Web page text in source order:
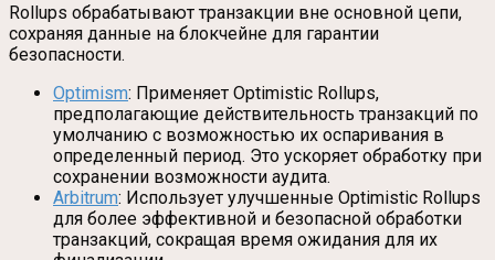
Rollups обрабатывают транзакции вне основной цепи,
сохраняя данные на блокчейне для гарантии
безопасности.
Optimism: Применяет Optimistic Rollups,
предполагающие действительность транзакций по
умолчанию с возможностью их оспаривания в
определенный период. Это ускоряет обработку при
сохранении возможности аудита.
Arbitrum: Использует улучшенные Optimistic Rollups
для более эффективной и безопасной обработки
транзакций, сокращая время ожидания для их